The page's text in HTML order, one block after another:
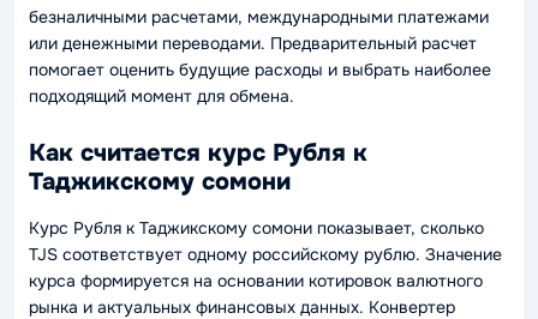
безналичными расчетами, международными платежами
или денежными переводами. Предварительный расчет
помогает оценить будущие расходы и выбрать наиболее
подходящий момент для обмена.
Как считается курс Рубля к
Таджикскому сомони
Курс Рубля к Таджикскому сомони показывает, сколько
TJS соответствует одному российскому рублю. Значение
курса формируется на основании котировок валютного
рынка и актуальных финансовых данных. Конвертер